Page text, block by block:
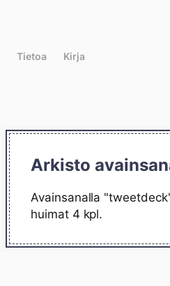
Tietoa Kirja
Arkisto
Avainsanalla
huimat 4 kpl.